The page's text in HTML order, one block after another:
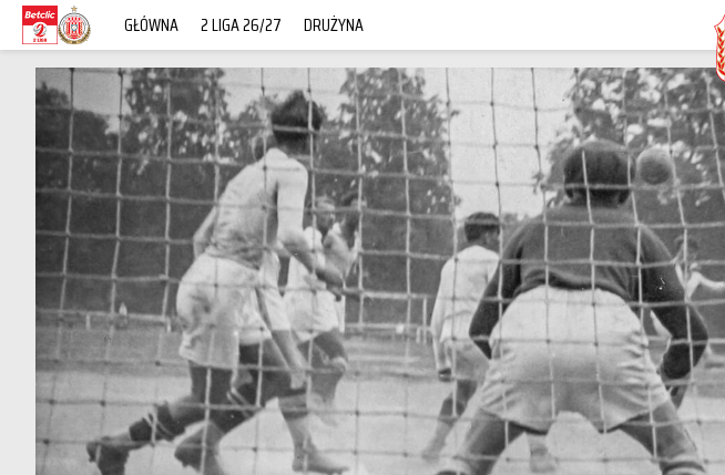
GŁÓWNA 2 LIGA 26/27 DRUŻYNA